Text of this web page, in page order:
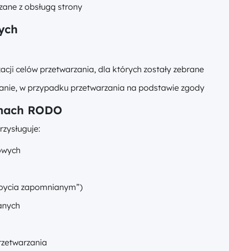
z obsługą strony
celów przetwarzania, dla których zostały zebrane
w przypadku przetwarzania na podstawie zgody
RODO
zapomnianym”)